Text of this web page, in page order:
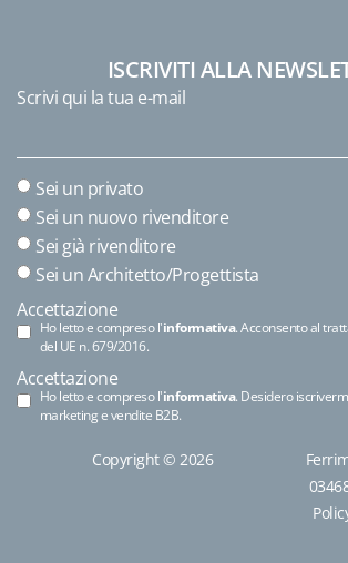
ISCRIVITI ALLA
Scrivi qui la tua e-mail
Sei un privato
Sei un nuovo rivenditore
Sei già rivenditore
Sei un Architetto/Progettista
Accettazione
Ho letto e compreso l'informativa. Acconsento al
del UE n. 679/2016.
Accettazione
Ho letto e compreso l'informativa. Desidero
marketing e vendite B2B.
Copyright © 2026